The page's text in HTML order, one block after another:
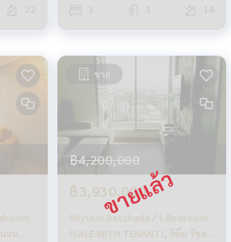
22 1 1 14
อน
ขาย
฿4,200,000
฿3,930,000
Rhythm Ratchada / 1 Bedroom
(SALE WITH TENANT), ริทึ่ม รัชดา